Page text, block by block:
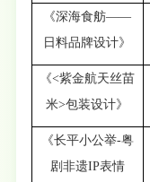
《深海食舫——
日料品牌设计》
《<紫金航天丝苗
米>包装设计》
《长平小公举-粤
剧非遗IP表情